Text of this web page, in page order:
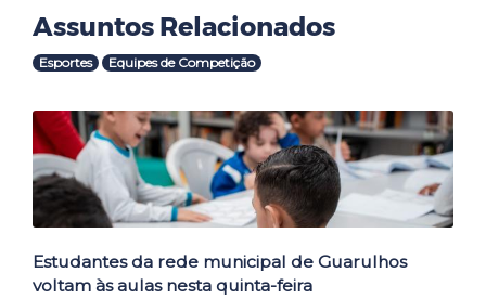
Assuntos Relacionados
Esportes Equipes de Competição
Outras Notícias
Estudantes da rede municipal de Guarulhos
voltam às aulas nesta quinta-feira